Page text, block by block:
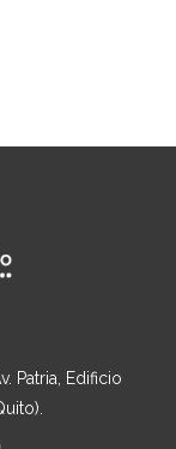
Patria, Edificio